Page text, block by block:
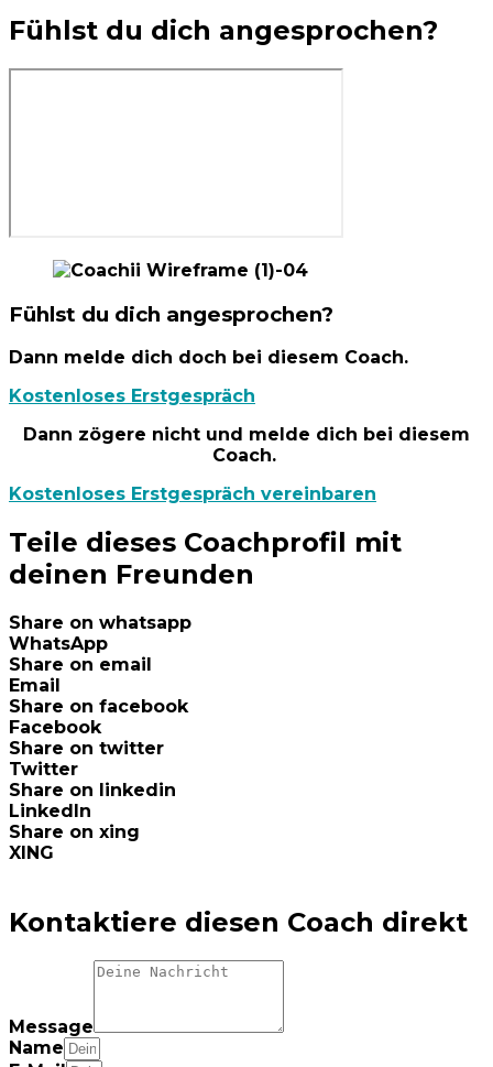
Fühlst du dich angesprochen?​
Fühlst du dich angesprochen?
Dann melde dich doch bei diesem Coach.
Kostenloses Erstgespräch
Dann zögere nicht und melde dich bei diesem
Coach.
Kostenloses Erstgespräch vereinbaren
Teile dieses Coachprofil mit
deinen Freunden
Share on whatsapp
WhatsApp
Share on email
Email
Share on facebook
Facebook
Share on twitter
Twitter
Share on linkedin
LinkedIn
Share on xing
XING
Kontaktiere diesen Coach direkt
Message
Name